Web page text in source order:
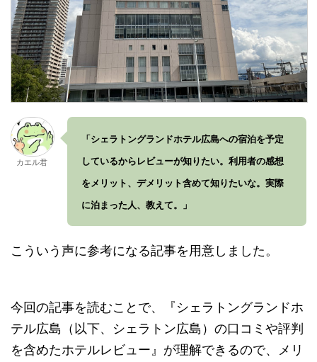
カエル君
「シェラトングランドホテル広島への宿泊を予定
しているからレビューが知りたい。利用者の感想
をメリット、デメリット含めて知りたいな。実際
に泊まった人、教えて。」
こういう声に参考になる記事を用意しました。
今回の記事を読むことで、『シェラトングランドホ
テル広島（以下、シェラトン広島）の口コミや評判
を含めたホテルレビュー』が理解できるので、メリ